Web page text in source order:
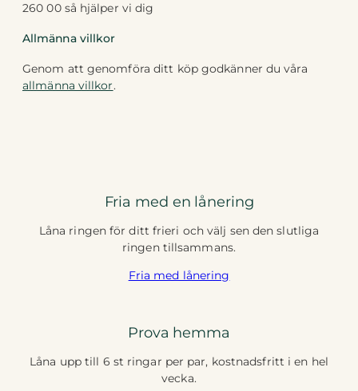
260 00 så hjälper vi dig
Allmänna villkor
Genom att genomföra ditt köp godkänner du våra
allmänna villkor.
Fria med en lånering
Låna ringen för ditt frieri och välj sen den slutliga
ringen tillsammans.
Fria med lånering
Prova hemma
Låna upp till 6 st ringar per par, kostnadsfritt i en hel
vecka.